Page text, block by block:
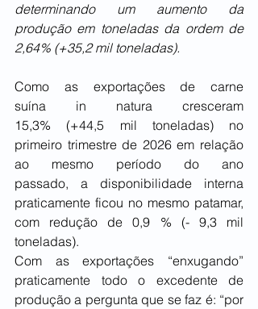
determinando um aumento da
produção em toneladas da ordem de
2,64% (+35,2 mil toneladas).
Como as exportações de carne
suína in natura cresceram
15,3% (+44,5 mil toneladas) no
primeiro trimestre de 2026 em relação
ao mesmo período do ano
passado, a disponibilidade interna
praticamente ficou no mesmo patamar,
com redução de 0,9 % (- 9,3 mil
toneladas).
Com as exportações “enxugando”
praticamente todo o excedente de
produção a pergunta que se faz é: “por